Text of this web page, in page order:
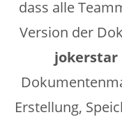
dass alle
Version der
jokerstar
Erstellung,